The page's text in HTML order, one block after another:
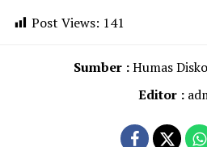
Post Views: 141
Sumber :Humas
Editor :